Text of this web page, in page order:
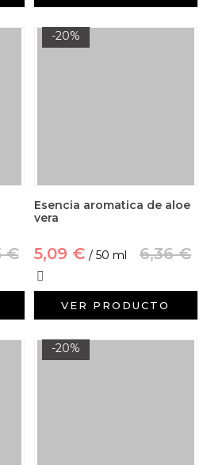
€
-20%
Esencia aromatica de aloe
vera
5,09 € / 50 ml 6,36 €
VER PRODUCTO
-20%